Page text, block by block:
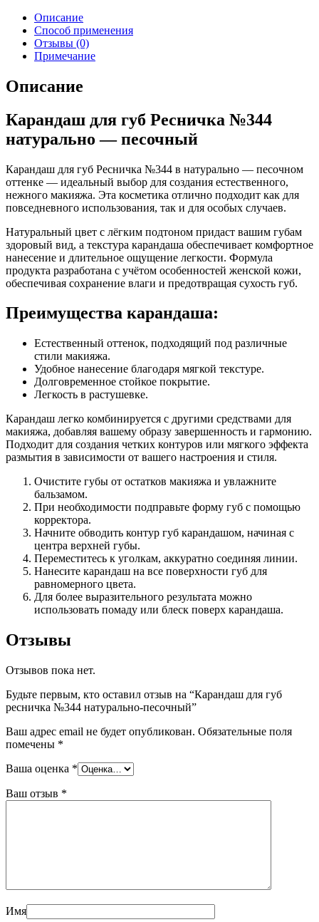
Описание
Способ применения
Отзывы (0)
Примечание
Описание
Карандаш для губ Ресничка №344
натурально — песочный
Карандаш для губ Ресничка №344 в натурально — песочном
оттенке — идеальный выбор для создания естественного,
нежного макияжа. Эта косметика отлично подходит как для
повседневного использования, так и для особых случаев.
Натуральный цвет с лёгким подтоном придаст вашим губам
здоровый вид, а текстура карандаша обеспечивает комфортное
нанесение и длительное ощущение легкости. Формула
продукта разработана с учётом особенностей женской кожи,
обеспечивая сохранение влаги и предотвращая сухость губ.
Преимущества карандаша:
Естественный оттенок, подходящий под различные
стили макияжа.
Удобное нанесение благодаря мягкой текстуре.
Долговременное стойкое покрытие.
Легкость в растушевке.
Карандаш легко комбинируется с другими средствами для
макияжа, добавляя вашему образу завершенность и гармонию.
Подходит для создания четких контуров или мягкого эффекта
размытия в зависимости от вашего настроения и стиля.
Очистите губы от остатков макияжа и увлажните
бальзамом.
При необходимости подправьте форму губ с помощью
корректора.
Начните обводить контур губ карандашом, начиная с
центра верхней губы.
Переместитесь к уголкам, аккуратно соединяя линии.
Нанесите карандаш на все поверхности губ для
равномерного цвета.
Для более выразительного результата можно
использовать помаду или блеск поверх карандаша.
Отзывы
Отзывов пока нет.
Будьте первым, кто оставил отзыв на “Карандаш для губ
ресничка №344 натурально-песочный”
Ваш адрес email не будет опубликован. Обязательные поля
помечены *
Ваша оценка *
Ваш отзыв *
Имя